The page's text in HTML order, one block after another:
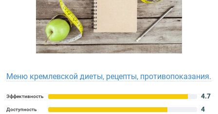
Меню кремлевской диеты, рецепты, противопоказания.
Эффективность 4.7
Доступность 4